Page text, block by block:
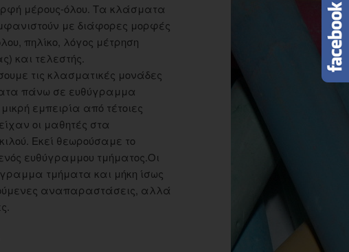
μέρους-όλου. Τα κλάσματα
με διάφορες μορφές
πηλίκο, λόγος μέτρηση
και τελεστής.
τις κλασματικές μονάδες
πάνω σε ευθύγραμμα
εμπειρία από τέτοιες
οι μαθητές στα
Εκεί θεωρούσαμε το
ευθύγραμμου τμήματος.Οι
τμήματα και μήκη ίσως
αναπαραστάσεις, αλλά